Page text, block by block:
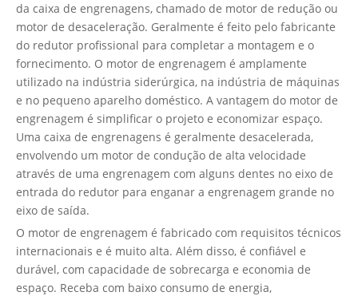
da caixa de engrenagens, chamado de motor de redução ou
motor de desaceleração. Geralmente é feito pelo fabricante
do redutor profissional para completar a montagem e o
fornecimento. O motor de engrenagem é amplamente
utilizado na indústria siderúrgica, na indústria de máquinas
e no pequeno aparelho doméstico. A vantagem do motor de
engrenagem é simplificar o projeto e economizar espaço.
Uma caixa de engrenagens é geralmente desacelerada,
envolvendo um motor de condução de alta velocidade
através de uma engrenagem com alguns dentes no eixo de
entrada do redutor para enganar a engrenagem grande no
eixo de saída.
O motor de engrenagem é fabricado com requisitos técnicos
internacionais e é muito alta. Além disso, é confiável e
durável, com capacidade de sobrecarga e economia de
espaço. Receba com baixo consumo de energia,